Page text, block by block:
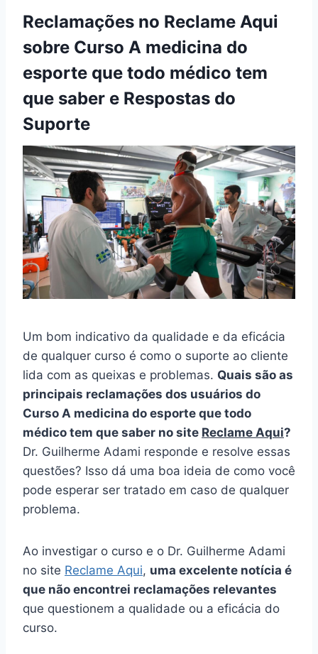
Reclamações no Reclame Aqui
sobre Curso A medicina do
esporte que todo médico tem
que saber e Respostas do
Suporte
Um bom indicativo da qualidade e da eficácia
de qualquer curso é como o suporte ao cliente
lida com as queixas e problemas. Quais são as
principais reclamações dos usuários do
Curso A medicina do esporte que todo
médico tem que saber no site Reclame Aqui?
Dr. Guilherme Adami responde e resolve essas
questões? Isso dá uma boa ideia de como você
pode esperar ser tratado em caso de qualquer
problema.
Ao investigar o curso e o Dr. Guilherme Adami
no site Reclame Aqui, uma excelente notícia é
que não encontrei reclamações relevantes
que questionem a qualidade ou a eficácia do
curso.